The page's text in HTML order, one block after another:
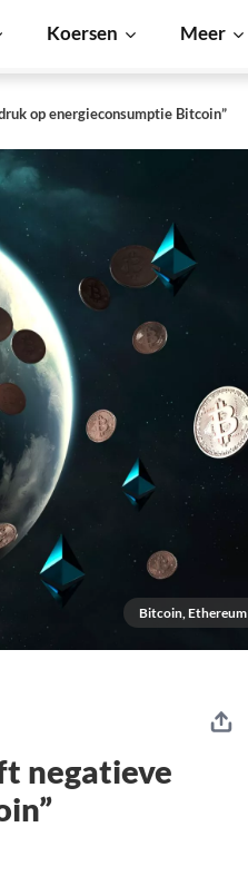
Koersen Meer
op energieconsumptie Bitcoin”
Bitcoin, Ethereum
negatieve